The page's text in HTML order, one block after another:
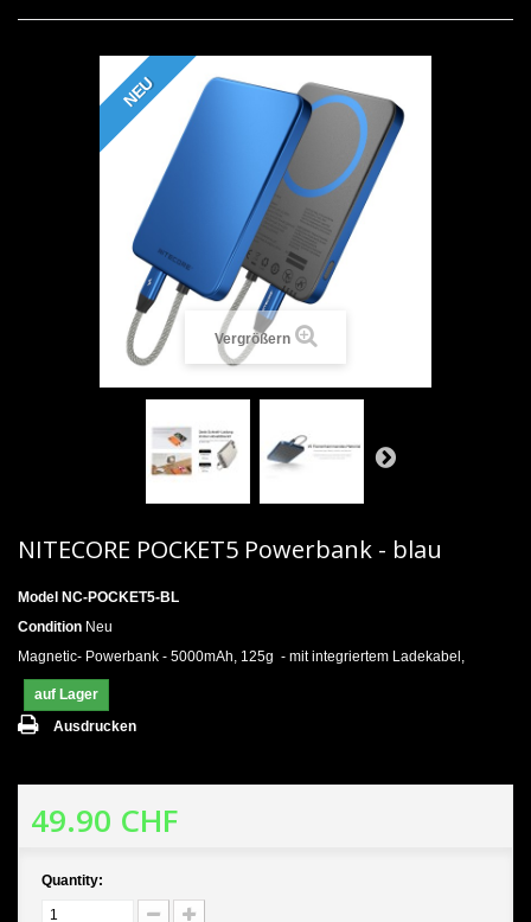
NEU
Vergrößern
NITECORE POCKET5 Powerbank - blau
Model NC-POCKET5-BL
Condition Neu
Magnetic- Powerbank - 5000mAh, 125g - mit integriertem Ladekabel,
auf Lager
Ausdrucken
49.90 CHF
Quantity: